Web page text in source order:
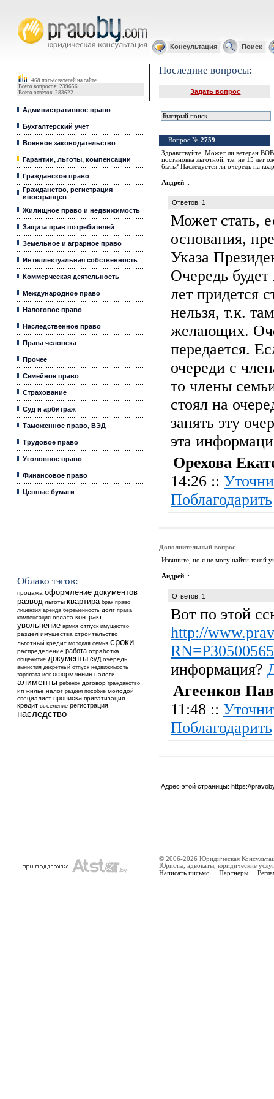
Консультация Поиск
468 пользователей на сайте
Всего вопросов: 239656
Всего ответов: 283622
Административное право
Бухгалтерский учет
Военное законодательство
Гарантии, льготы, компенсации
Гражданское право
Гражданство, регистрация
иностранцев
Жилищное право и недвижимость
Защита прав потребителей
Земельное и аграрное право
Интеллектуальная собственность
Коммерческая деятельность
Международное право
Налоговое право
Наследственное право
Права человека
Прочее
Семейное право
Страхование
Суд и арбитраж
Таможенное право, ВЭД
Трудовое право
Уголовное право
Финансовое право
Ценные бумаги
Облако тэгов:
продажа оформление документов
развод льготы квартира брак право
лицензия аренда беременность долг права
компенсация оплата контракт
увольнение армия отпуск имущество
раздел имущества строительство
льготный кредит молодая семья сроки
распределение работа отработка
общежитие документы суд очередь
амнистия декретный отпуск недвижимость
зарплата иск оформление налоги
алименты ребенок договор гражданство
ип жилье налог раздел пособие молодой
специалист прописка приватизация
кредит выселение регистрация
наследство
Последние вопросы:
Задать вопрос
Вопрос № 2759
Здравствуйте. Может ли ветеран ВОВ
постановка льготной, т.е. не 15 лет
быть? Наследуется ли очередь на
Андрей ::
Ответов: 1
Может стать,
основания,
Указа
Очередь
лет придется
нельзя, т.к.
желающих.
передается.
очереди с
то члены
стоял на
занять эту
эта
Орехова
14:26 ::
Поблагодарить
Дополнительный вопрос
Извините, но я не могу найти такой
Андрей ::
Ответов: 1
Вот по этой
http://
RN=P30500565
информация?
Агеенков
11:48 ::
Поблагодарить
Адрес этой страницы: https://
© 2006-2026 Юридическая
Юристы, адвокаты, юридические
Написать письмо Партнеры